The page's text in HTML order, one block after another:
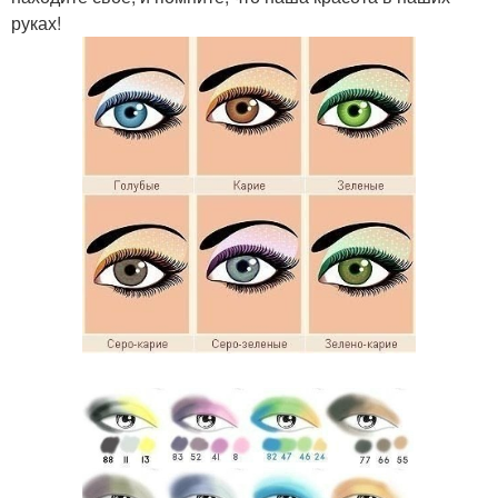
руках!